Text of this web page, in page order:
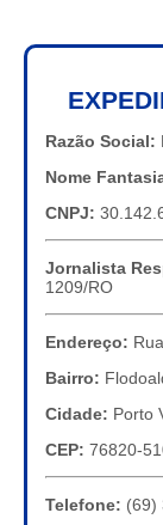
Razão Social:
Nome
CNPJ:
Jornalista
1209/RO
Endereço:
Bairro:
Cidade: Porto
CEP: 76820-
Telefone: (69)